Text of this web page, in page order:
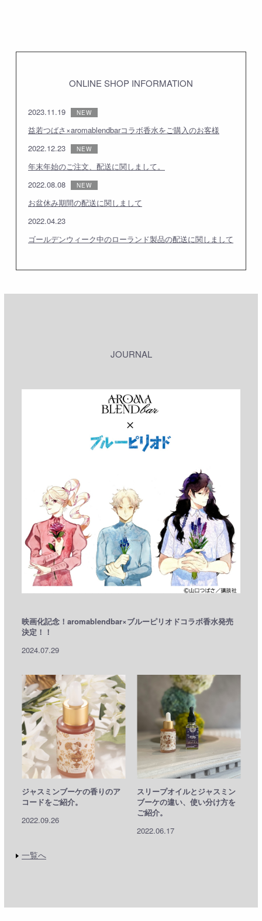
ONLINE SHOP INFORMATION
2023.11.19
益若つばさ×aromablendbarコラボ香水をご購入のお客様
2022.12.23
年末年始のご注文、配送に関しまして。
2022.08.08
お盆休み期間の配送に関しまして
2022.04.23
ゴールデンウィーク中のローランド製品の配送に関しまして
JOURNAL
映画化記念！aromablendbar×ブルーピリオドコラボ香水発売
決定！！
2024.07.29
ジャスミンブーケの香りのア
コードをご紹介。
2022.09.26
スリープオイルとジャスミン
ブーケの違い、使い分け方を
ご紹介。
2022.06.17
一覧へ